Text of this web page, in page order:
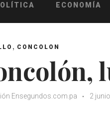
ECONOMÍA
, CONCOLON
Ensegundos.com.pa 2